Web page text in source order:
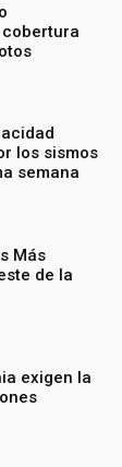
los sismos
semana
Más
de la
exigen la